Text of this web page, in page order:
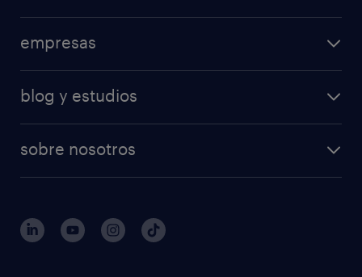
empresas
blog y estudios
sobre nosotros